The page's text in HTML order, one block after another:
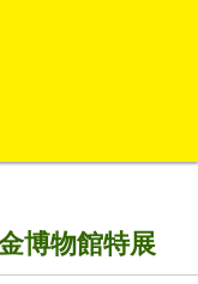
博物館特展